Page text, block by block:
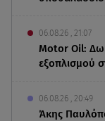
06.08.26 , 21:07
Motor Oil:
εξοπλισμού
06.08.26 , 20:49
Άκης